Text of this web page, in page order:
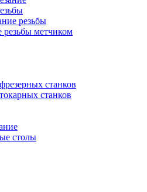
резьбы
резьбы метчиком
станков
станков
столы